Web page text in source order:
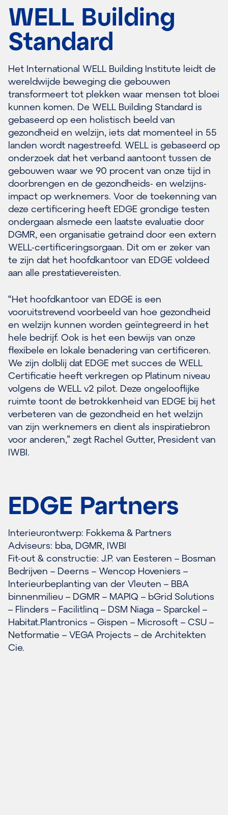
WELL Building
Standard
Het International WELL Building Institute leidt de
wereldwijde beweging die gebouwen
transformeert tot plekken waar mensen tot bloei
kunnen komen. De WELL Building Standard is
gebaseerd op een holistisch beeld van
gezondheid en welzijn, iets dat momenteel in 55
landen wordt nagestreefd. WELL is gebaseerd op
onderzoek dat het verband aantoont tussen de
gebouwen waar we 90 procent van onze tijd in
doorbrengen en de gezondheids- en welzijns-
impact op werknemers. Voor de toekenning van
deze certificering heeft EDGE grondige testen
ondergaan alsmede een laatste evaluatie door
DGMR, een organisatie getraind door een extern
WELL-certificeringsorgaan. Dit om er zeker van
te zijn dat het hoofdkantoor van EDGE voldeed
aan alle prestatievereisten.
“Het hoofdkantoor van EDGE is een
vooruitstrevend voorbeeld van hoe gezondheid
en welzijn kunnen worden geïntegreerd in het
hele bedrijf. Ook is het een bewijs van onze
flexibele en lokale benadering van certificeren.
We zijn dolblij dat EDGE met succes de WELL
Certificatie heeft verkregen op Platinum niveau
volgens de WELL v2 pilot. Deze ongelooflijke
ruimte toont de betrokkenheid van EDGE bij het
verbeteren van de gezondheid en het welzijn
van zijn werknemers en dient als inspiratiebron
voor anderen,” zegt Rachel Gutter, President van
IWBI.
EDGE Partners
Interieurontwerp: Fokkema & Partners
Adviseurs: bba, DGMR, IWBI
Fit-out & constructie: J.P. van Eesteren – Bosman
Bedrijven – Deerns – Wencop Hoveniers –
Interieurbeplanting van der Vleuten – BBA
binnenmilieu – DGMR – MAPIQ – bGrid Solutions
– Flinders – Facilitlinq – DSM Niaga – Sparckel –
Habitat.Plantronics – Gispen – Microsoft – CSU –
Netformatie – VEGA Projects – de Architekten
Cie.